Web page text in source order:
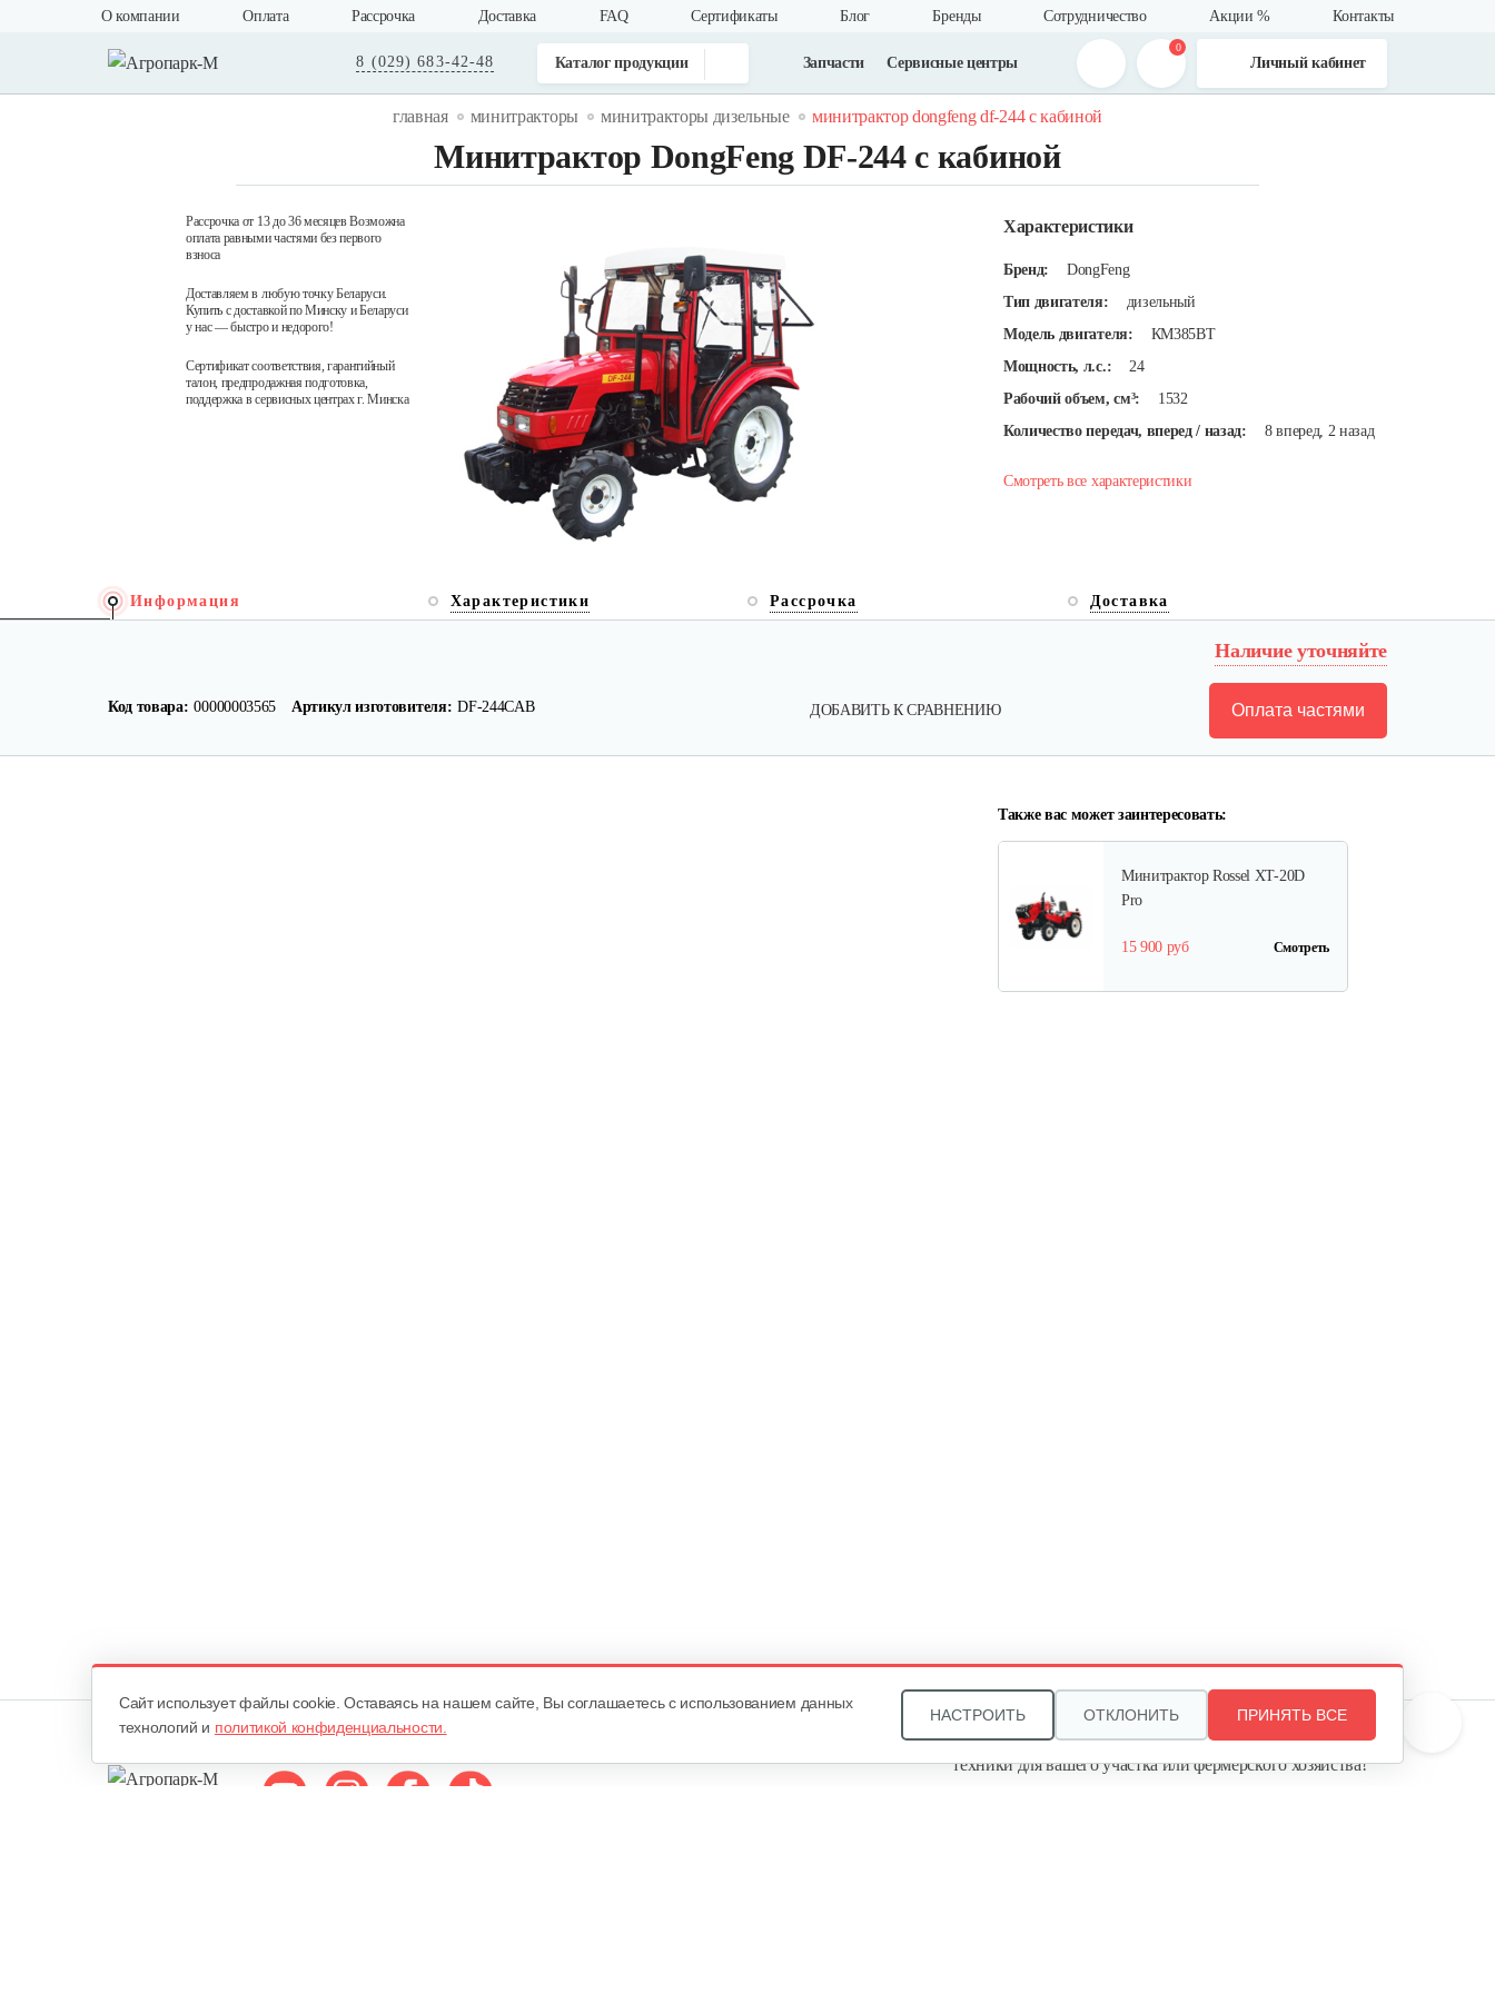
О компании Оплата Рассрочка Доставка FAQ Cертификаты Блог Бренды Сотрудничество Акции % Контакты
8 (029) 683-42-48 Каталог продукции Запчасти Сервисные центры
0
Личный кабинет
главная минитракторы минитракторы дизельные минитрактор dongfeng df-244 с кабиной
Минитрактор DongFeng DF-244 с кабиной
Рассрочка от 13 до 36 месяцев Возможна
оплата равными частями без первого
взноса
Доставляем в любую точку Беларуси.
Купить с доставкой по Минску и Беларуси
у нас — быстро и недорого!
Сертификат соответствия, гарантийный
талон, предпродажная подготовка,
поддержка в сервисных центрах г. Минска
Характеристики
Бренд:
DongFeng
Тип двигателя:
дизельный
Модель двигателя:
КМ385ВT
Мощность, л.с.:
24
Рабочий объем, см³:
1532
Количество передач, вперед / назад:
8 вперед, 2 назад
Смотреть все характеристики
Информация Характеристики Рассрочка Доставка
Наличие уточняйте
Код товара: 00000003565 Артикул изготовителя: DF-244CAB ДОБАВИТЬ К СРАВНЕНИЮ Оплата частями
Также вас может заинтересовать:
Минитрактор Rossel XT-20D
Pro
15 900 руб Смотреть
Звоните, и мы поможем подобрать идеальный вариант
техники для вашего участка или фермерского хозяйства!
Cайт использует файлы cookie. Оставаясь на нашем сайте, Вы соглашаетесь с использованием данных
технологий и политикой конфиденциальности.
НАСТРОИТЬ ОТКЛОНИТЬ ПРИНЯТЬ ВСЕ